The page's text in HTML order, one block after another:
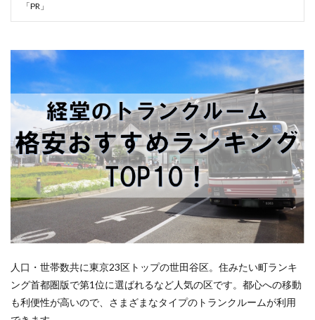
「PR」
人口・世帯数共に東京23区トップの世田谷区。住みたい町ランキ
ング首都圏版で第1位に選ばれるなど人気の区です。都心への移動
も利便性が高いので、さまざまなタイプのトランクルームが利用